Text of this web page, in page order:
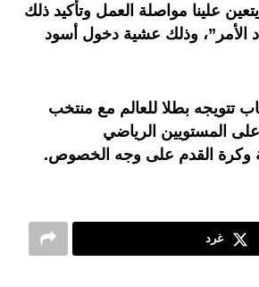
علينا مواصلة العمل وتأكيد ذلك
الأمر”، وذلك عشية دخول أسود
تتويجه بطلا للعالم مع منتخب
على المستويين الرياضي
وكرة القدم على وجه الخصوص.
غرد